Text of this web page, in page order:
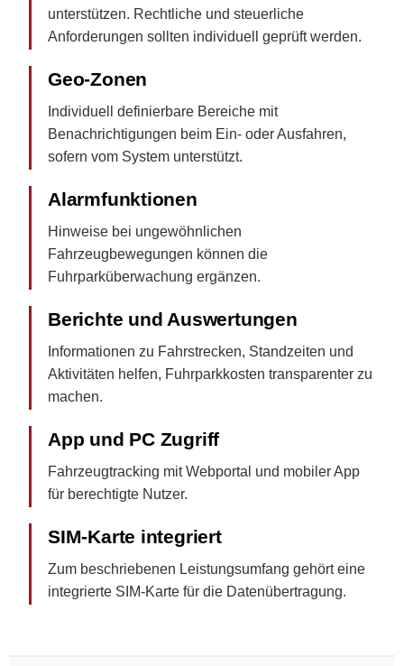
unterstützen. Rechtliche und steuerliche
Anforderungen sollten individuell geprüft werden.
Geo-Zonen
Individuell definierbare Bereiche mit
Benachrichtigungen beim Ein- oder Ausfahren,
sofern vom System unterstützt.
Alarmfunktionen
Hinweise bei ungewöhnlichen
Fahrzeugbewegungen können die
Fuhrparküberwachung ergänzen.
Berichte und Auswertungen
Informationen zu Fahrstrecken, Standzeiten und
Aktivitäten helfen, Fuhrparkkosten transparenter zu
machen.
App und PC Zugriff
Fahrzeugtracking mit Webportal und mobiler App
für berechtigte Nutzer.
SIM-Karte integriert
Zum beschriebenen Leistungsumfang gehört eine
integrierte SIM-Karte für die Datenübertragung.